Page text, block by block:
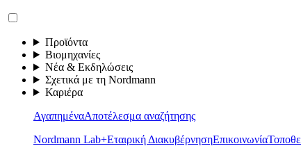
Προϊόντα
Βιομηχανίες
Νέα & Εκδηλώσεις
Σχετικά με τη Nordmann
Καριέρα
ΑγαπημέναΑποτέλεσμα αναζήτησης
Nordmann Lab+Εταιρική ΔιακυβέρνησηΕπικοινωνία